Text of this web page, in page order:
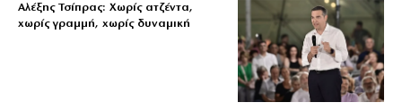
Αλέξης Τσίπρας: Χωρίς ατζέντα,
χωρίς γραμμή, χωρίς δυναμική